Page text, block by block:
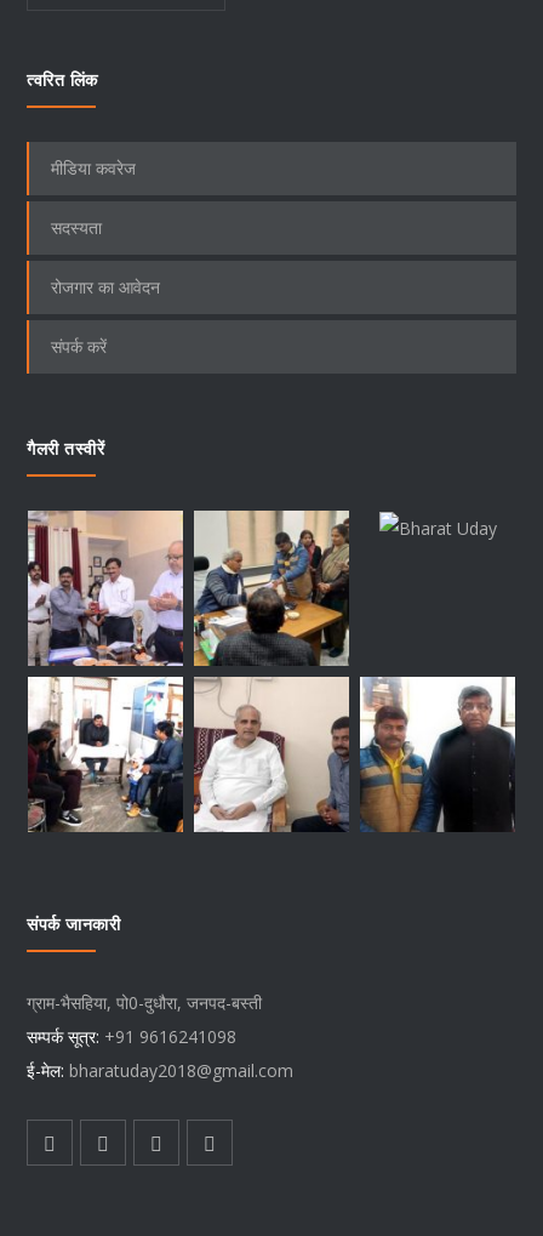
त्वरित लिंक
मीडिया कवरेज
सदस्यता
रोजगार का आवेदन
संपर्क करें
गैलरी तस्वीरें
संपर्क जानकारी
ग्राम-भैसहिया, पो0-दुधौरा, जनपद-बस्ती
सम्पर्क सूत्र: +91 9616241098
ई-मेल: bharatuday2018@gmail.com